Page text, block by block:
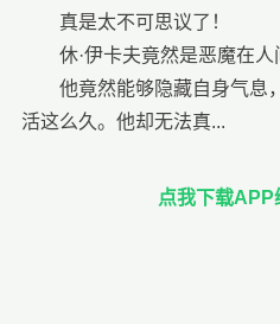
真是太不可思议了！
休·伊卡夫竟然是恶魔在人
他竟然能够隐藏自身气息
活这么久。他却无法真...
点我下载APP